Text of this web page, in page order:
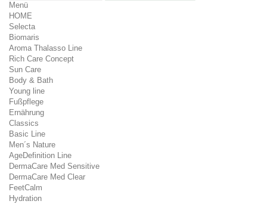
Menü
HOME
Selecta
Biomaris
Aroma Thalasso Line
Rich Care Concept
Sun Care
Body & Bath
Young line
Fußpflege
Ernährung
Classics
Basic Line
Men´s Nature
AgeDefinition Line
DermaCare Med Sensitive
DermaCare Med Clear
FeetCalm
Hydration